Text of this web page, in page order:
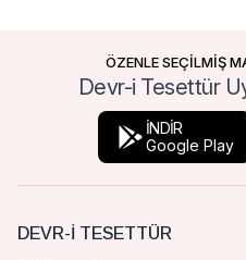
ÖZENLE SEÇİLMİŞ
Devr-i Tesettür
İNDİR
Google Play
DEVR-I TESETTÜR